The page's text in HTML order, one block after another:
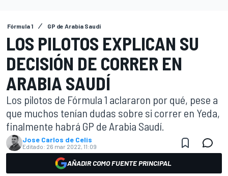
Fórmula 1 GP de Arabia Saudí
LOS PILOTOS EXPLICAN SU
DECISIÓN DE CORRER EN
ARABIA SAUDÍ
Los pilotos de Fórmula 1 aclararon por qué, pese a
que muchos tenían dudas sobre si correr en Yeda,
finalmente habrá GP de Arabia Saudí.
Jose Carlos de Celis
Editado: 26 mar 2022, 11:09
AÑADIR COMO FUENTE PRINCIPAL